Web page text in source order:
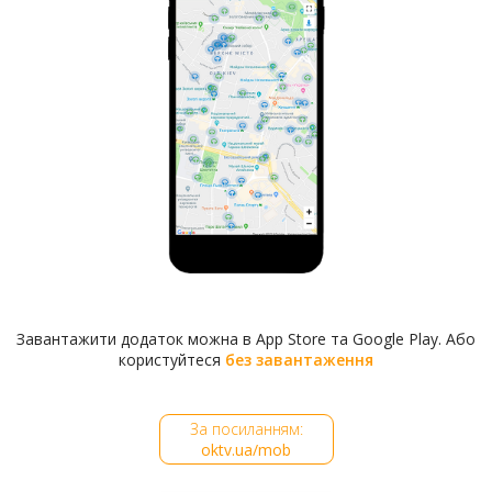
житло для директора та вчителів. Ще нижче по
вулиці, вже на розі нинішньої Пушкінської, Галаган
придбав невеличкий будинок для себе і своєї
дружини Катерини, яка допомагала йому в усіх
меценатських проектах.
Завантажити додаток можна в App Store та Google Play. Або
користуйтеся без завантаження
За посиланням:
oktv.ua/mob